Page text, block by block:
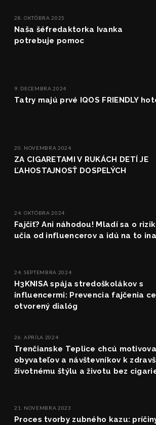
28. OKTÓBRA 2025
Naša šéfredaktorka Ivanka
potrebuje pomoc
9. DECEMBRA 2024
Tatry majú prvé IQOS FRIENDLY
20. NOVEMBRA 2024
ZA CIGARETAMI V RUKÁCH DETÍ JE
ĽAHOSTAJNOSŤ DOSPELÝCH
24. OKTÓBRA 2024
Fajčiť? Ani náhodou! Mladí sa o
učia od influencerov a idú na to
24. SEPTEMBRA 2024
H3KNISA spája stredoškolákov s
influencermi: Prevencia fajčenia
otvorený dialóg
26. APRÍLA 2024
Trenčianske Teplice chcú
obyvateľov a návštevníkov k
životnému štýlu a životu bez
21. NOVEMBRA 2023
Proces tvorby zubného kazu: